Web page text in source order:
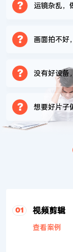
? 运镜杂乱，
? 画面拍不好
? 没有好设备
? 想要好片子
01 视频剪辑
查看案例